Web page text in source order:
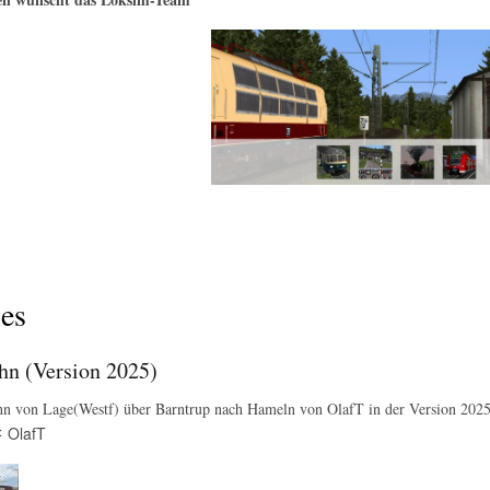
(Version 2025)
von Lage(Westf) über Barntrup nach Hameln von OlafT in der Version
OlafT